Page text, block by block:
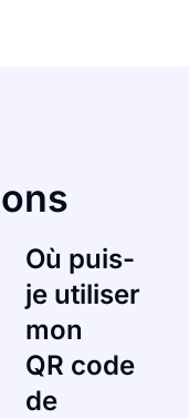
Où puis-
je utiliser
mon
QR code
de